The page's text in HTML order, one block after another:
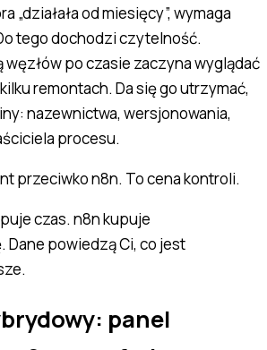
„działała od miesięcy”, wymaga
tego dochodzi czytelność.
po czasie zaczyna wyglądać
remontach. Da się go utrzymać,
nazewnictwa, wersjonowania,
procesu.
przeciwko n8n. To cena kontroli.
czas. n8n kupuje
Dane powiedzą Ci, co jest
panel